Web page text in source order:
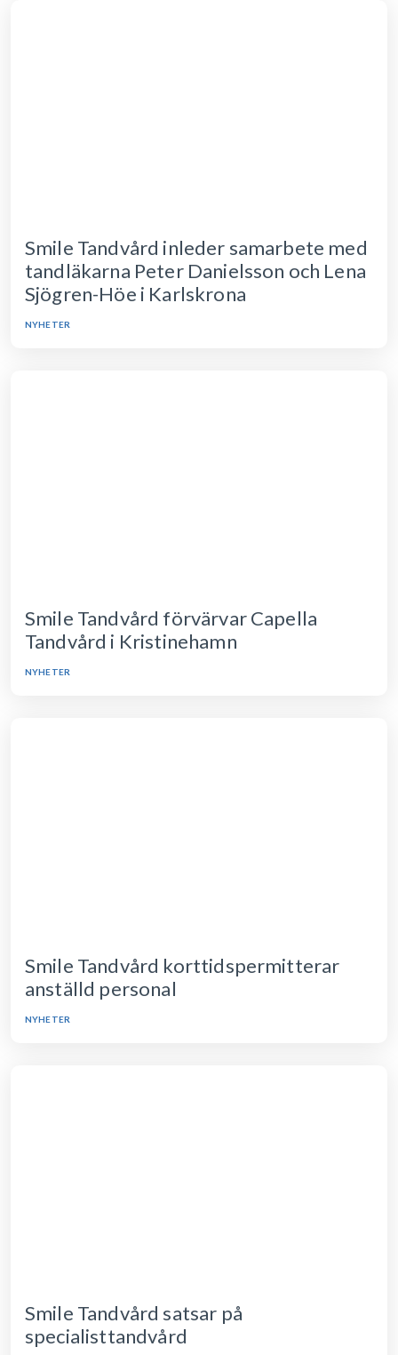
Smile Tandvård inleder samarbete med
tandläkarna Peter Danielsson och Lena
Sjögren-Höe i Karlskrona
NYHETER
Smile Tandvård förvärvar Capella
Tandvård i Kristinehamn
NYHETER
Smile Tandvård korttidspermitterar
anställd personal
NYHETER
Smile Tandvård satsar på
specialisttandvård